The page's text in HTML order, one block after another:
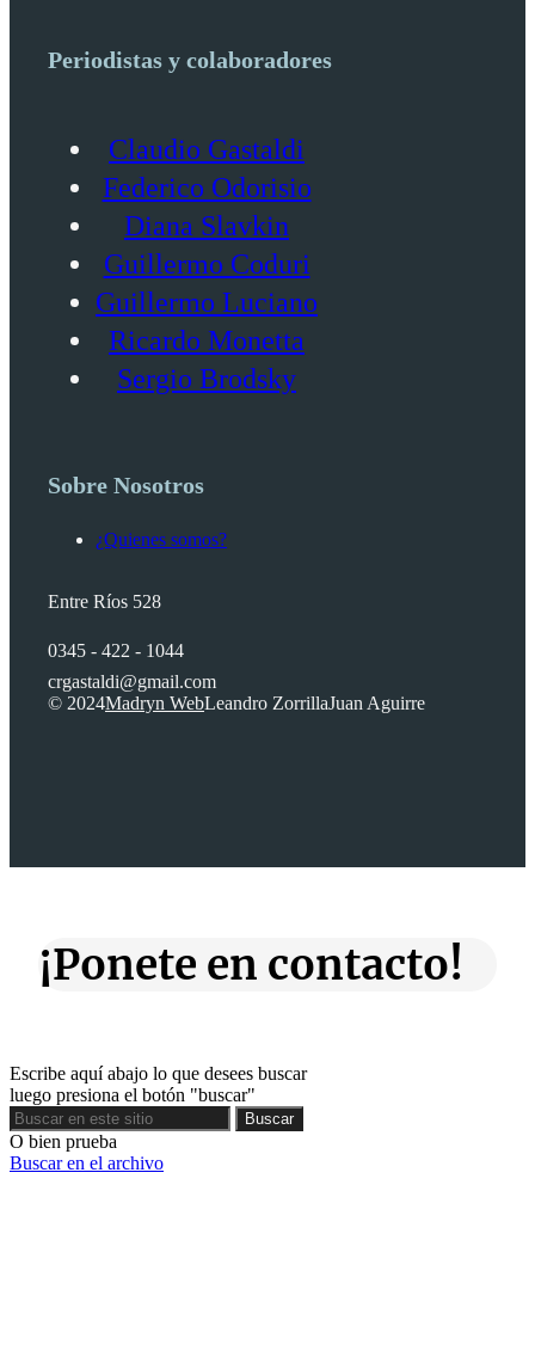
Periodistas y colaboradores
Claudio Gastaldi
Federico Odorisio
Diana Slavkin
Guillermo Coduri
Guillermo Luciano
Ricardo Monetta
Sergio Brodsky
Sobre Nosotros
¿Quienes somos?
Entre Ríos 528
0345 - 422 - 1044
crgastaldi@gmail.com
© 2024Madryn WebLeandro ZorrillaJuan Aguirre
¡Ponete en contacto!
Escribe aquí abajo lo que desees buscar
luego presiona el botón "buscar"
Buscar
Buscar
O bien prueba
Buscar en el archivo